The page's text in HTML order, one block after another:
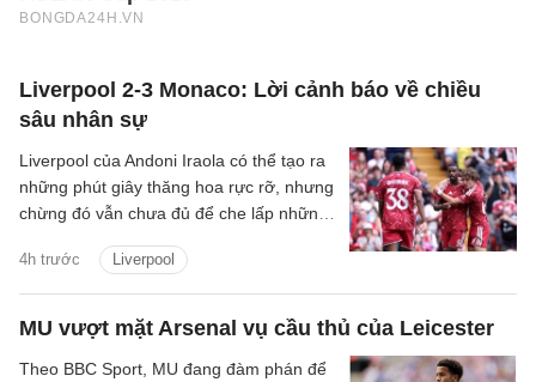
Liverpool 2-3 Monaco: Lời cảnh báo về chiều
sâu nhân sự
4h trước Liverpool
Liverpool của Andoni Iraola có thể tạo ra
những phút giây thăng hoa rực rỡ, nhưng
chừng đó vẫn chưa đủ để che lấp những
thể bùng lên dữ dội khi mọi mắt xích vận
hành đúng nhịp, song lại dễ chao đảo khi
cường độ suy giảm và sự kết nối bắt đầu
MU vượt mặt Arsenal vụ cầu thủ của Leicester
Theo BBC Sport, MU đang đàm phán để